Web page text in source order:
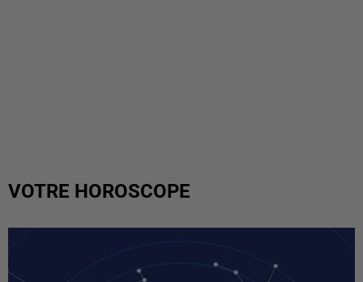
VOTRE HOROSCOPE